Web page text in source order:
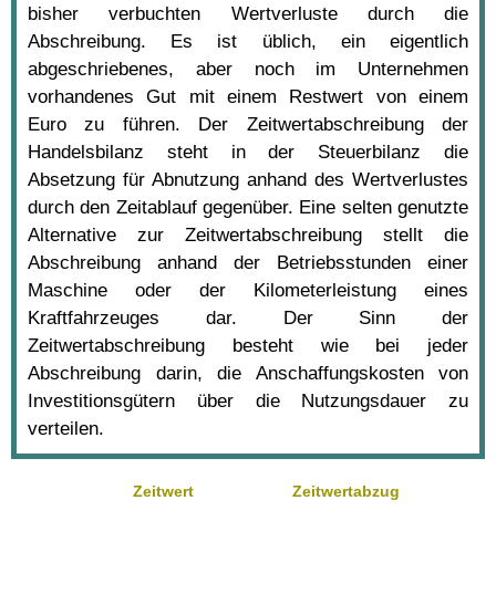
bisher verbuchten Wertverluste durch die
Abschreibung. Es ist üblich, ein eigentlich
abgeschriebenes, aber noch im Unternehmen
vorhandenes Gut mit einem Restwert von einem
Euro zu führen. Der Zeitwertabschreibung der
Handelsbilanz steht in der Steuerbilanz die
Absetzung für Abnutzung anhand des Wertverlustes
durch den Zeitablauf gegenüber. Eine selten genutzte
Alternative zur Zeitwertabschreibung stellt die
Abschreibung anhand der Betriebsstunden einer
Maschine oder der Kilometerleistung eines
Kraftfahrzeuges dar. Der Sinn der
Zeitwertabschreibung besteht wie bei jeder
Abschreibung darin, die Anschaffungskosten von
Investitionsgütern über die Nutzungsdauer zu
verteilen.
Zeitwert Zeitwertabzug